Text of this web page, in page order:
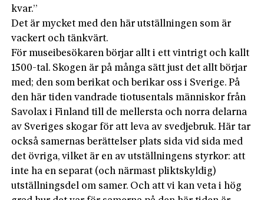
kvar.”
Det är mycket med den här utställningen som är
vackert och tänkvärt.
För museibesökaren börjar allt i ett vintrigt och kallt
1500-tal. Skogen är på många sätt just det allt börjar
med; den som berikat och berikar oss i Sverige. På
den här tiden vandrade tiotusentals människor från
Savolax i Finland till de mellersta och norra delarna
av Sveriges skogar för att leva av svedjebruk. Här tar
också samernas berättelser plats sida vid sida med
det övriga, vilket är en av utställningens styrkor: att
inte ha en separat (och närmast pliktskyldig)
utställningsdel om samer. Och att vi kan veta i hög